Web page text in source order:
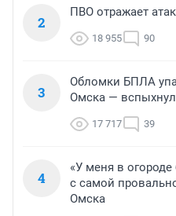
2
ПВО отражает
18 955 90
3
Обломки БПЛА
Омска —
17 717 39
4
«У меня в огороде
с самой
Омска